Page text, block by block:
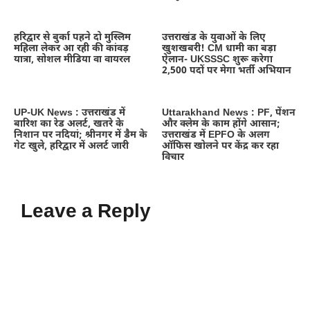
हरिद्वार से बुर्का पहने दो मुस्लिम
महिला लेकर आ रही की कांवड़
यात्रा, सोशल मीडिया वा वायरल
उत्तराखंड के युवाओं के लिए
खुशखबरी! CM धामी का बड़ा
ऐलान- UKSSSC शुरू करेगा
2,500 पदों पर मेगा भर्ती अभियान
UP-UK News : उत्तराखंड में
बारिश का रेड अलर्ट, खतरे के
निशान पर नदियां; श्रीनगर में डैम के
गेट खुले, हरिद्वार में अलर्ट जारी
Uttarakhand News : PF, पेंशन
और क्लेम के काम होंगे आसान;
उत्तराखंड में EPFO के अलग
ऑफिस खोलने पर केंद्र कर रहा
विचार
Leave a Reply